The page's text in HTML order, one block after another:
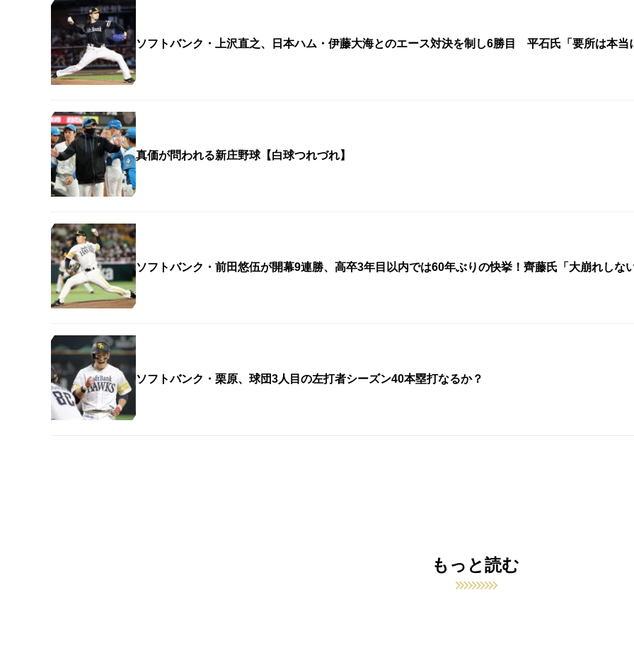
ソフトバンク・上沢直之、日本ハム・伊藤大海とのエース対決を制し6勝目 平石氏「要所は本当
真価が問われる新庄野球【白球つれづれ】
ソフトバンク・前田悠伍が開幕9連勝、高卒3年目以内では60年ぶりの快挙！齊藤氏「大崩れしな
ソフトバンク・栗原、球団3人目の左打者シーズン40本塁打なるか？
もっと読む